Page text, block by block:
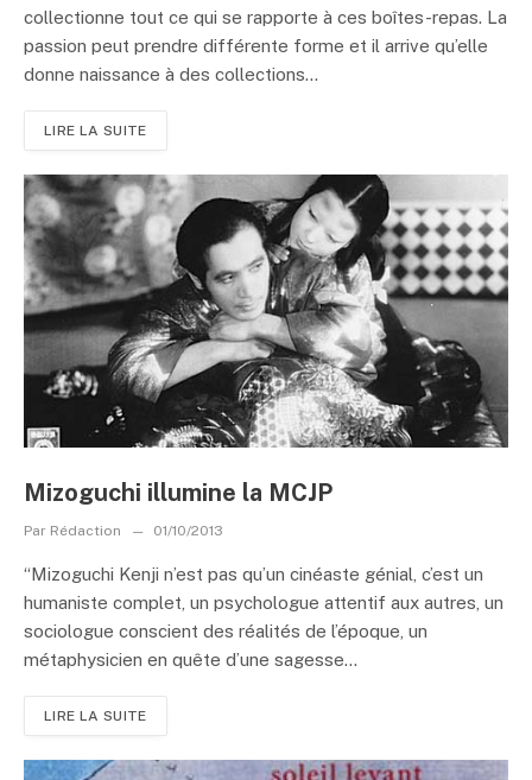
collectionne tout ce qui se rapporte à ces boîtes-repas. La
passion peut prendre différente forme et il arrive qu’elle
donne naissance à des collections...
LIRE LA SUITE
Mizoguchi illumine la MCJP
Par Rédaction 01/10/2013
“Mizoguchi Kenji n’est pas qu’un cinéaste génial, c’est un
humaniste complet, un psychologue attentif aux autres, un
sociologue conscient des réalités de l’époque, un
métaphysicien en quête d’une sagesse...
LIRE LA SUITE